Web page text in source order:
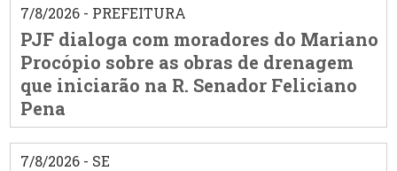
7/8/2026 - PREFEITURA
PJF dialoga com moradores do Mariano
Procópio sobre as obras de drenagem
que iniciarão na R. Senador Feliciano
Pena
7/8/2026 - SE